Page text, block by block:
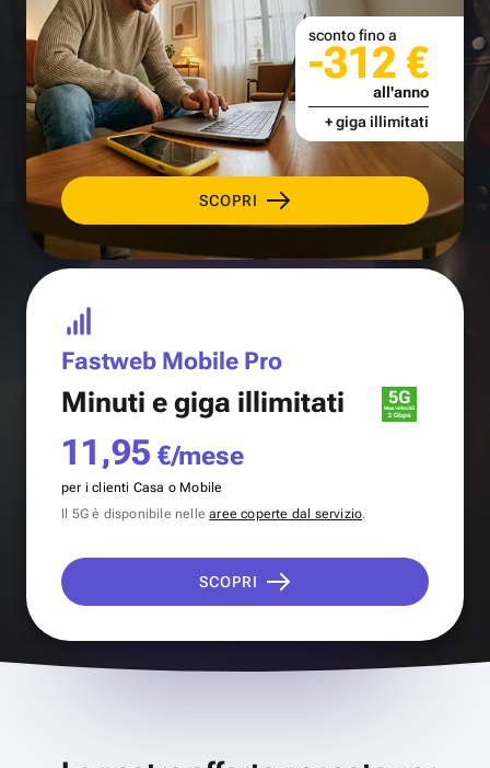
SCOPRI
sconto fino a
-312 €
all'anno
+ giga illimitati
Fastweb Mobile Pro
Minuti e giga illimitati
11,95 €/mese
per i clienti Casa o Mobile
Il 5G è disponibile nellearee coperte dal servizio.
SCOPRI